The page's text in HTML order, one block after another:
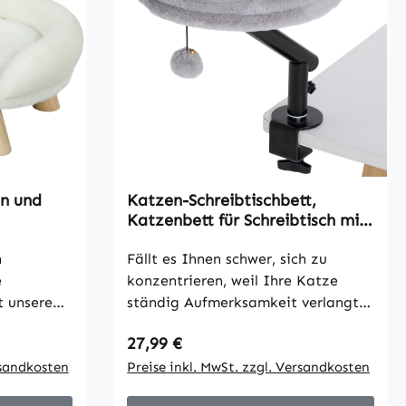
und
cm
unserem
Katzen-Schreibtischbett,
Katzenbett für Schreibtisch mit
Höhe, Katzenliege mit
abnehmbarem,
maschinenwaschbarem Bett, für
Grau
Fällt es Ihnen schwer, sich zu
konzentrieren, weil Ihre Katze
ständig Aufmerksamkeit verlangt?
Sie sind abgelenkt. Das PawHut
Katzenbett schafft Abhilfe mit
Regulärer Preis:
27,99 €
Preise inkl. MwSt. zzgl. Versandkosten